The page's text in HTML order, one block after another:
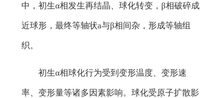
中，初生α相发生再结晶、球化转变，β相破碎成
近球形，最终等轴状a与β相间杂，形成等轴组
织。
初生α相球化行为受到变形温度、变形速
率、变形量等诸多因素影响。球化受原子扩散影